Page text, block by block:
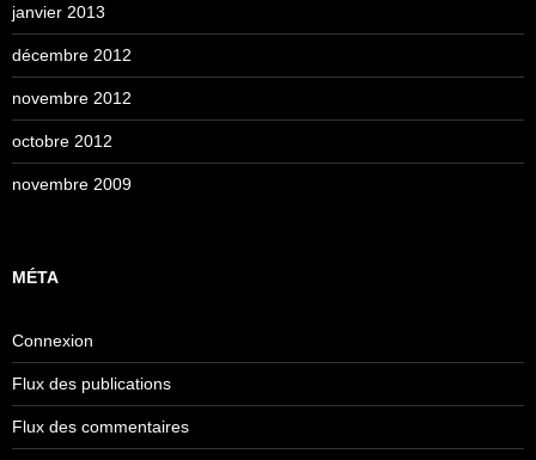
janvier 2013
décembre 2012
novembre 2012
octobre 2012
novembre 2009
MÉTA
Connexion
Flux des publications
Flux des commentaires